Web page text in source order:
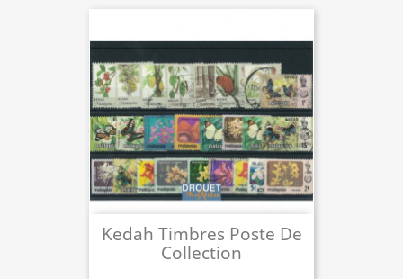
Kedah Timbres Poste De
Collection